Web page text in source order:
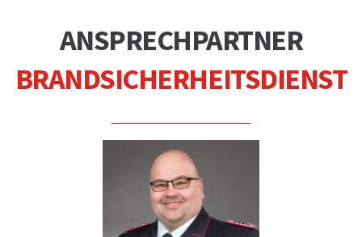
ANSPRECHPARTNER
BRANDSICHERHEITSDIENST